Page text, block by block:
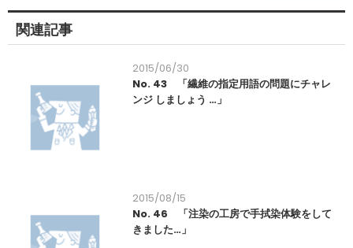
関連記事
2015/06/30
No. 43 「繊維の指定用語の問題にチャレ
ンジ しましょう …」
2015/08/15
No. 46 「注染の工房で手拭染体験をして
きました…」